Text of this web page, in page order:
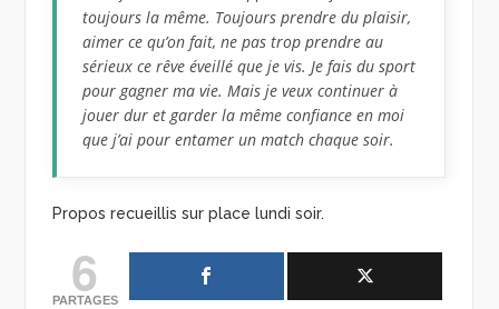
toujours la même. Toujours prendre du plaisir,
aimer ce qu’on fait, ne pas trop prendre au
sérieux ce rêve éveillé que je vis. Je fais du sport
pour gagner ma vie. Mais je veux continuer à
jouer dur et garder la même confiance en moi
que j’ai pour entamer un match chaque soir.
Propos recueillis sur place lundi soir.
6
PARTAGES